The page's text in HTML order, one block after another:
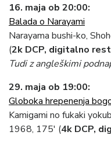
16. maja ob 20:00:
Balada o Narayami
Narayama bushi-ko,
(2k DCP, digitalno
Tudi z angleškimi
29. maja ob 19:00:
Globoka hrepenenja
Kamigami no fukaki
1968, 175′ (4k DCP,